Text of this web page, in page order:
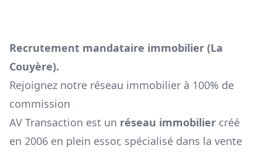
Recrutement mandataire immobilier (La
Couyère).
Rejoignez notre réseau immobilier à 100% de
commission
AV Transaction est un réseau immobilier créé
en 2006 en plein essor, spécialisé dans la vente